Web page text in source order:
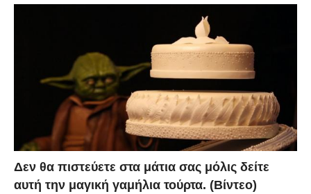
Δεν θα πιστεύετε στα μάτια σας μόλις δείτε
αυτή την μαγική γαμήλια τούρτα. (Βίντεο)